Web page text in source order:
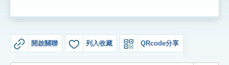
生字詞彙表
開啟關聯 列入收藏 QRcode分享